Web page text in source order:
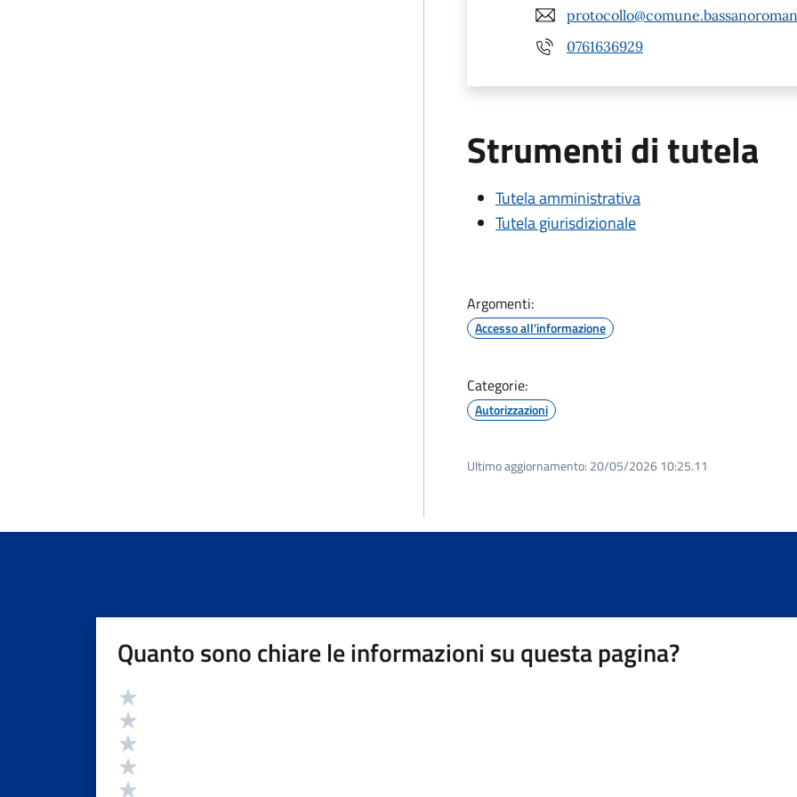
0761636929
Strumenti di tutela
Tutela amministrativa
Tutela giurisdizionale
Argomenti:
Accesso all'informazione
Categorie:
Autorizzazioni
Ultimo aggiornamento: 20/05/2026 10:25.11
Quanto sono chiare le informazioni su questa pagina?
Valutazione